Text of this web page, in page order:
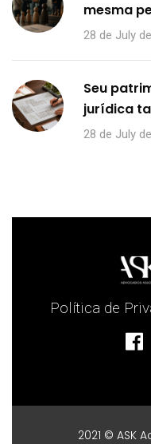
mesma
28 de July
Seu
jurídica
28 de July
Política de
2021 © ASK